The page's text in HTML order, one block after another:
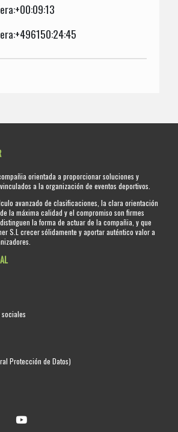
orientada a proporcionar soluciones y
a la organización de eventos deportivos.
avanzado de clasificaciones, la clara orientación
la máxima calidad y el compromiso son firmes
la forma de actuar de la compañia, y que
S.L crecer sólidamente y aportar auténtico valor a
Protección de Datos)